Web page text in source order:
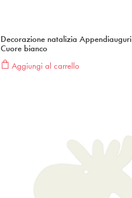
Decorazione natalizia Appendiauguri
Cuore bianco
Aggiungi al carrello